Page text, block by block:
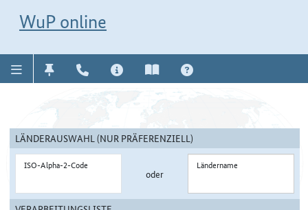
WuP online
LÄNDERAUSWAHL (NUR PRÄFERENZIELL)
ISO-Alpha-2-Code
oder
Ländername